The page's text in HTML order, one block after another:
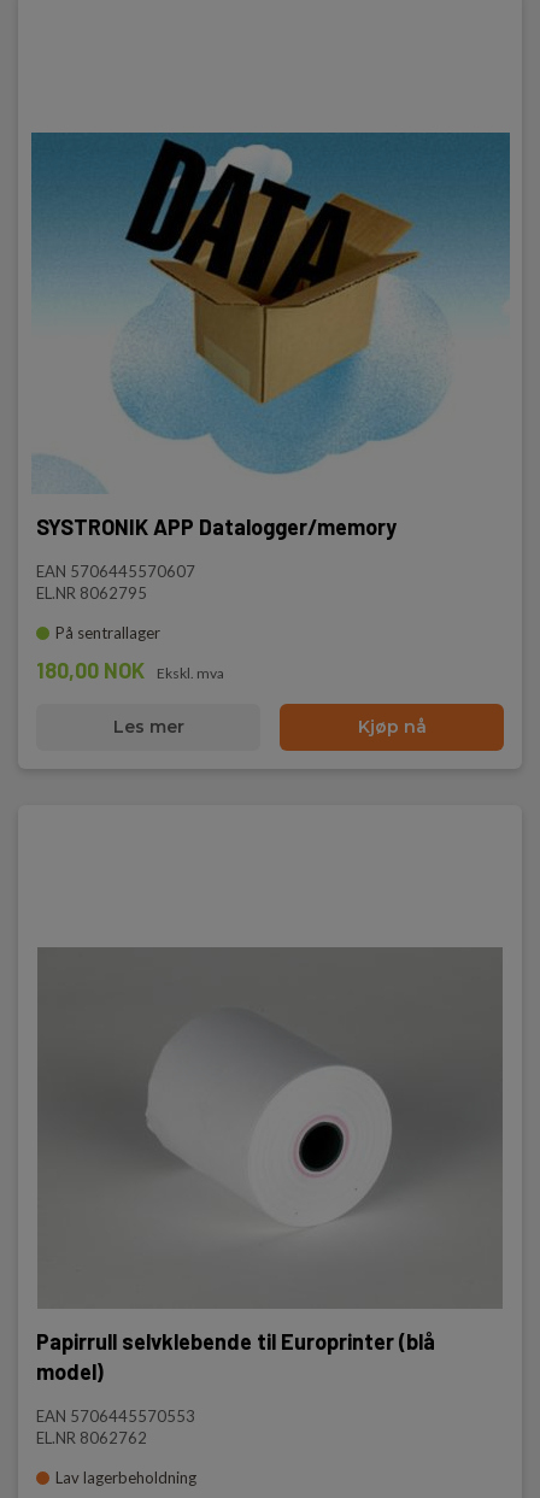
SYSTRONIK APP Datalogger/memory
EAN 5706445570607
EL.NR 8062795
På sentrallager
180,00 NOK Ekskl. mva
Les mer Kjøp nå
Papirrull selvklebende til Europrinter (blå
model)
EAN 5706445570553
EL.NR 8062762
Lav lagerbeholdning